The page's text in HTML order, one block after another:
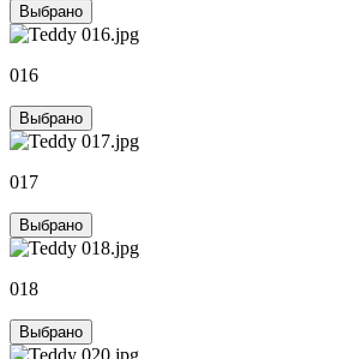
Выбрано
016
Выбрано
017
Выбрано
018
Выбрано